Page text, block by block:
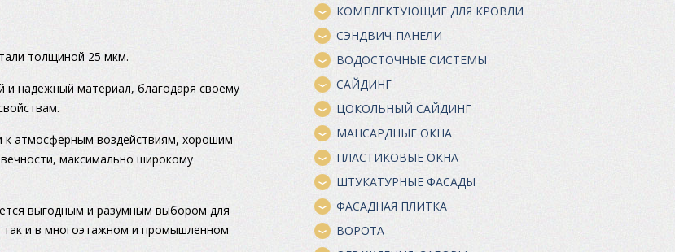
толщиной 25 мкм.
и надежный материал, благодаря своему
к атмосферным воздействиям, хорошим
максимально широкому
выгодным и разумным выбором для
так и в многоэтажном и промышленном
КОМПЛЕКТУЮЩИЕ ДЛЯ КРОВЛИ
СЭНДВИЧ-ПАНЕЛИ
ВОДОСТОЧНЫЕ СИСТЕМЫ
САЙДИНГ
ЦОКОЛЬНЫЙ САЙДИНГ
МАНСАРДНЫЕ ОКНА
ПЛАСТИКОВЫЕ ОКНА
ШТУКАТУРНЫЕ ФАСАДЫ
ФАСАДНАЯ ПЛИТКА
ВОРОТА